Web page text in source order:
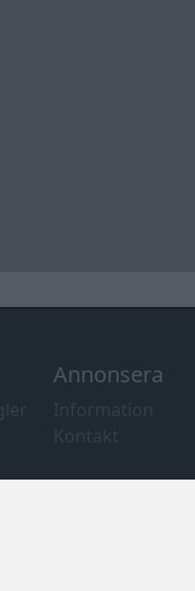
Annonsera